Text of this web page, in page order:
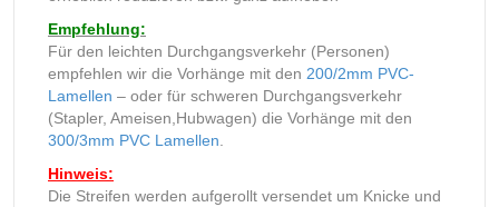
Empfehlung:
Für den leichten Durchgangsverkehr (Personen)
empfehlen wir die Vorhänge mit den 200/2mm PVC-
Lamellen – oder für schweren Durchgangsverkehr
(Stapler, Ameisen,Hubwagen) die Vorhänge mit den
300/3mm PVC Lamellen
Hinweis:
Die Streifen werden aufgerollt versendet um Knicke und